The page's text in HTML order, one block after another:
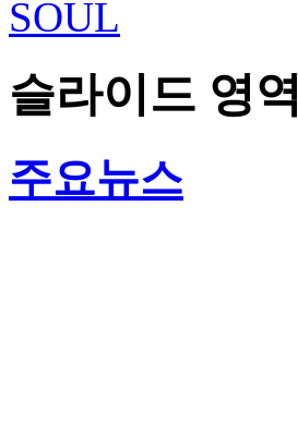
슬라이드 영역
주요뉴스